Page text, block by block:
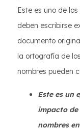
Este es uno de
deben escribirse
documento
la ortografía de
nombres pueden
Este es un
impacto
nombres